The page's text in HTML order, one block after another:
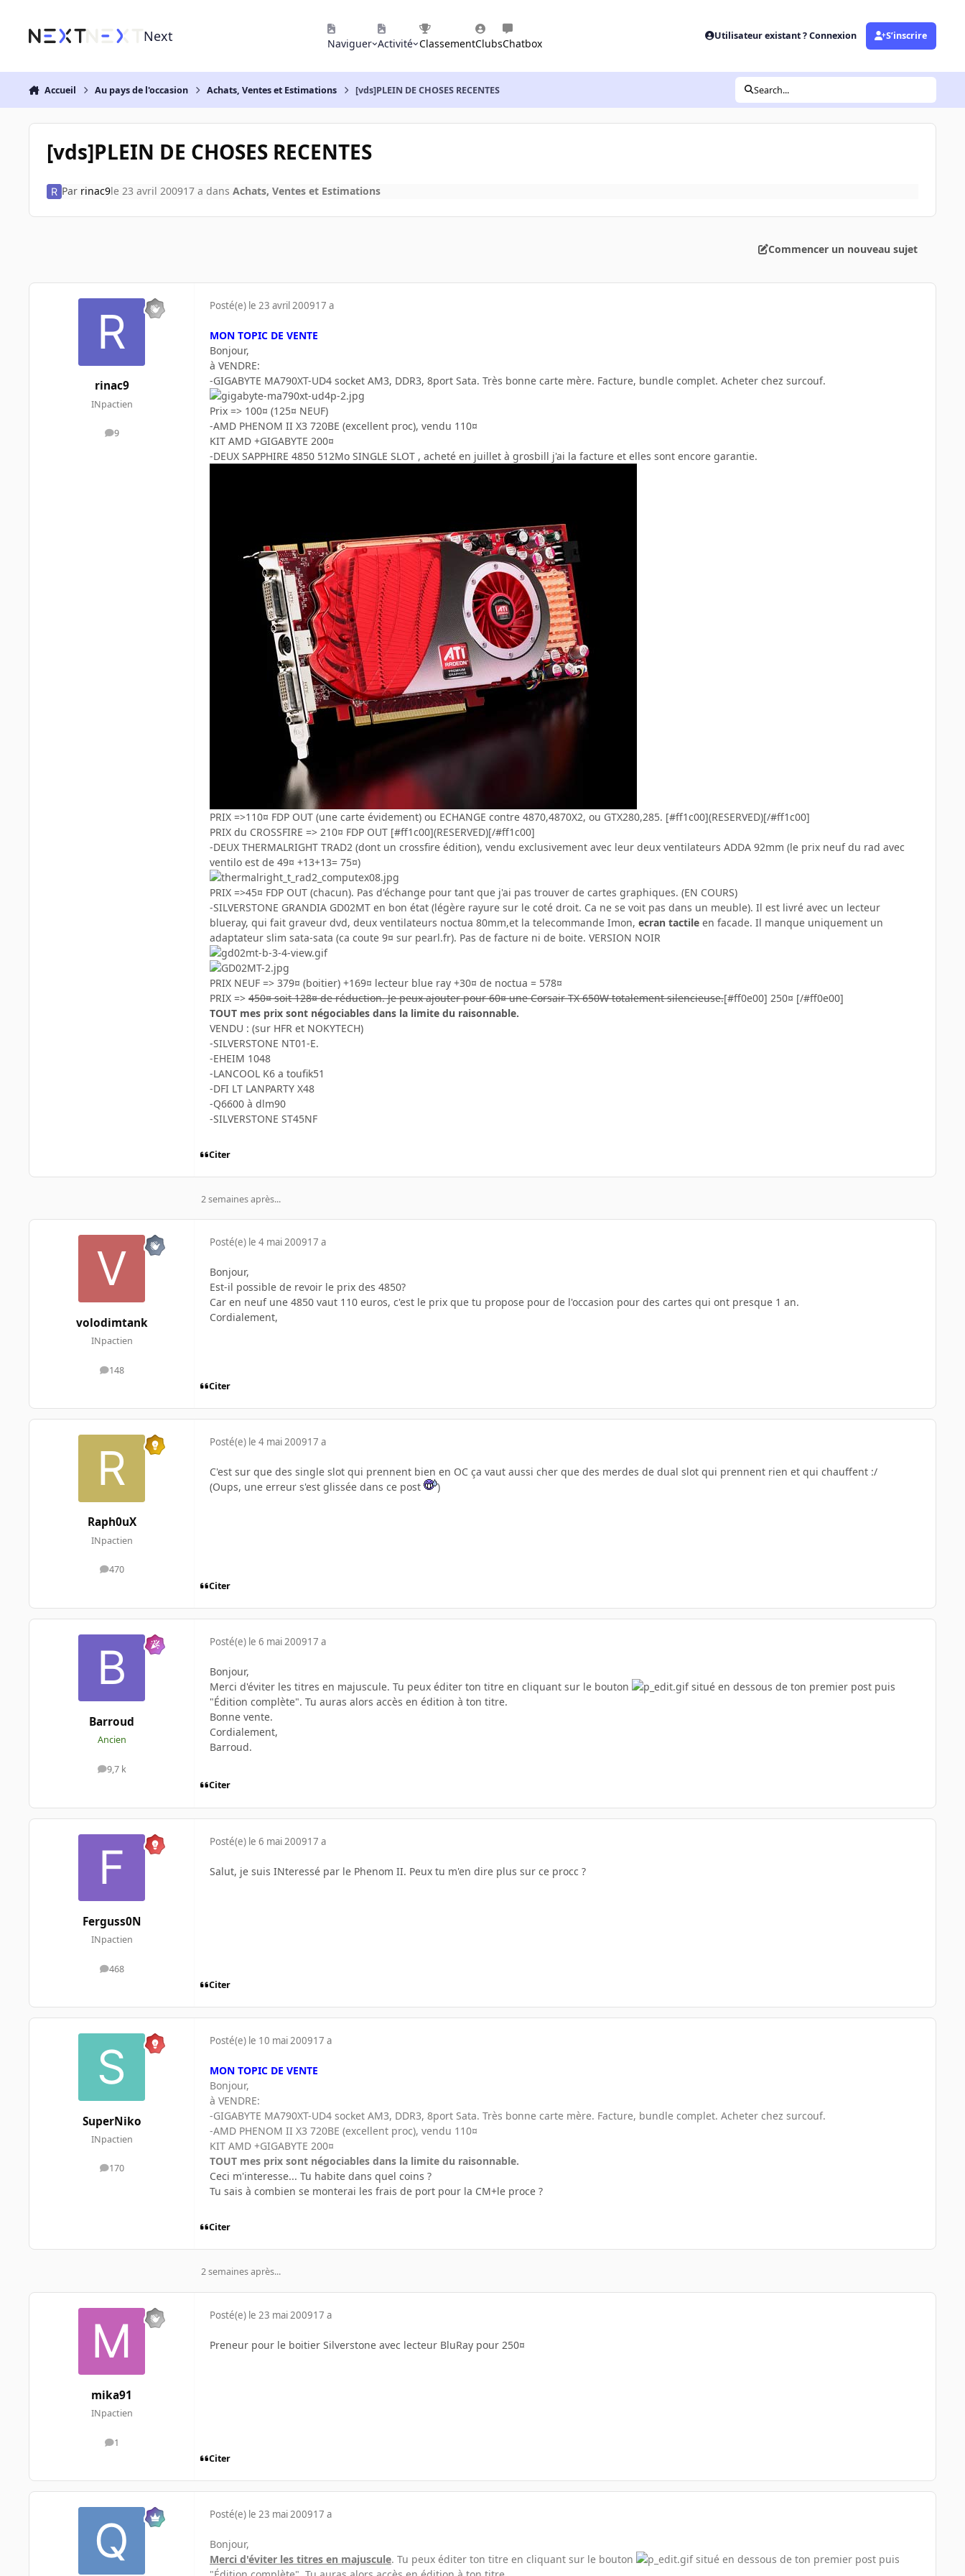
Next Naviguer Activité ClassementClubsChatbox
Utilisateur existant ? Connexion S’inscrire
Accueil Au pays de l'occasion Achats, Ventes et Estimations [vds]PLEIN DE CHOSES RECENTES Search...
[vds]PLEIN DE CHOSES RECENTES
Par rinac9le 23 avril 200917 a dans Achats, Ventes et Estimations
Commencer un nouveau sujet
rinac9
INpactien
9
messages
Posté(e) le 23 avril 200917 a
MON TOPIC DE VENTE
Bonjour,
à VENDRE:
-GIGABYTE MA790XT-UD4 socket AM3, DDR3, 8port Sata. Très bonne carte mère. Facture, bundle complet. Acheter chez surcouf.
Prix => 100¤ (125¤ NEUF)
-AMD PHENOM II X3 720BE (excellent proc), vendu 110¤
KIT AMD +GIGABYTE 200¤
-DEUX SAPPHIRE 4850 512Mo SINGLE SLOT , acheté en juillet à grosbill j'ai la facture et elles sont encore garantie.
PRIX =>110¤ FDP OUT (une carte évidement) ou ECHANGE contre 4870,4870X2, ou GTX280,285. [#ff1c00](RESERVED)[/#ff1c00]
PRIX du CROSSFIRE => 210¤ FDP OUT [#ff1c00](RESERVED)[/#ff1c00]
-DEUX THERMALRIGHT TRAD2 (dont un crossfire édition), vendu exclusivement avec leur deux ventilateurs ADDA 92mm (le prix neuf du rad avec
ventilo est de 49¤ +13+13= 75¤)
PRIX =>45¤ FDP OUT (chacun). Pas d'échange pour tant que j'ai pas trouver de cartes graphiques. (EN COURS)
-SILVERSTONE GRANDIA GD02MT en bon état (légère rayure sur le coté droit. Ca ne se voit pas dans un meuble). Il est livré avec un lecteur
blueray, qui fait graveur dvd, deux ventilateurs noctua 80mm,et la telecommande Imon, ecran tactile en facade. Il manque uniquement un
adaptateur slim sata-sata (ca coute 9¤ sur pearl.fr). Pas de facture ni de boite. VERSION NOIR
PRIX NEUF => 379¤ (boitier) +169¤ lecteur blue ray +30¤ de noctua = 578¤
PRIX => 450¤ soit 128¤ de réduction. Je peux ajouter pour 60¤ une Corsair TX 650W totalement silencieuse.[#ff0e00] 250¤ [/#ff0e00]
TOUT mes prix sont négociables dans la limite du raisonnable.
VENDU : (sur HFR et NOKYTECH)
-SILVERSTONE NT01-E.
-EHEIM 1048
-LANCOOL K6 a toufik51
-DFI LT LANPARTY X48
-Q6600 à dlm90
-SILVERSTONE ST45NF
Citer
2 semaines après...
volodimtank
INpactien
148
messages
Posté(e) le 4 mai 200917 a
Bonjour,
Est-il possible de revoir le prix des 4850?
Car en neuf une 4850 vaut 110 euros, c'est le prix que tu propose pour de l'occasion pour des cartes qui ont presque 1 an.
Cordialement,
Citer
Raph0uX
INpactien
470
messages
Posté(e) le 4 mai 200917 a
C'est sur que des single slot qui prennent bien en OC ça vaut aussi cher que des merdes de dual slot qui prennent rien et qui chauffent :/
(Oups, une erreur s'est glissée dans ce post
)
Citer
Barroud
Ancien
9,7 k
messages
Posté(e) le 6 mai 200917 a
Bonjour,
Merci d'éviter les titres en majuscule. Tu peux éditer ton titre en cliquant sur le bouton
situé en dessous de ton premier post puis
"Édition complète". Tu auras alors accès en édition à ton titre.
Bonne vente.
Cordialement,
Barroud.
Citer
Ferguss0N
INpactien
468
messages
Posté(e) le 6 mai 200917 a
Salut, je suis INteressé par le Phenom II. Peux tu m'en dire plus sur ce procc ?
Citer
SuperNiko
INpactien
170
messages
Posté(e) le 10 mai 200917 a
MON TOPIC DE VENTE
Bonjour,
à VENDRE:
-GIGABYTE MA790XT-UD4 socket AM3, DDR3, 8port Sata. Très bonne carte mère. Facture, bundle complet. Acheter chez surcouf.
-AMD PHENOM II X3 720BE (excellent proc), vendu 110¤
KIT AMD +GIGABYTE 200¤
TOUT mes prix sont négociables dans la limite du raisonnable.
Ceci m'interesse... Tu habite dans quel coins ?
Tu sais à combien se monterai les frais de port pour la CM+le proce ?
Citer
2 semaines après...
mika91
INpactien
1
messages
Posté(e) le 23 mai 200917 a
Preneur pour le boitier Silverstone avec lecteur BluRay pour 250¤
Citer
Posté(e) le 23 mai 200917 a
Bonjour,
Merci d'éviter les titres en majuscule. Tu peux éditer ton titre en cliquant sur le bouton
situé en dessous de ton premier post puis